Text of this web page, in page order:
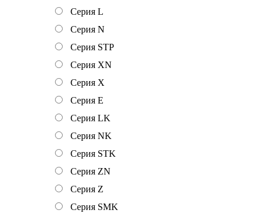
Серия L
Серия N
Серия STP
Серия XN
Серия Х
Серия Е
Серия LK
Серия NK
Серия STK
Серия ZN
Серия Z
Серия SMK